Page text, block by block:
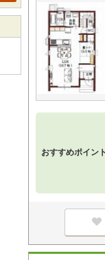
おすすめポイント